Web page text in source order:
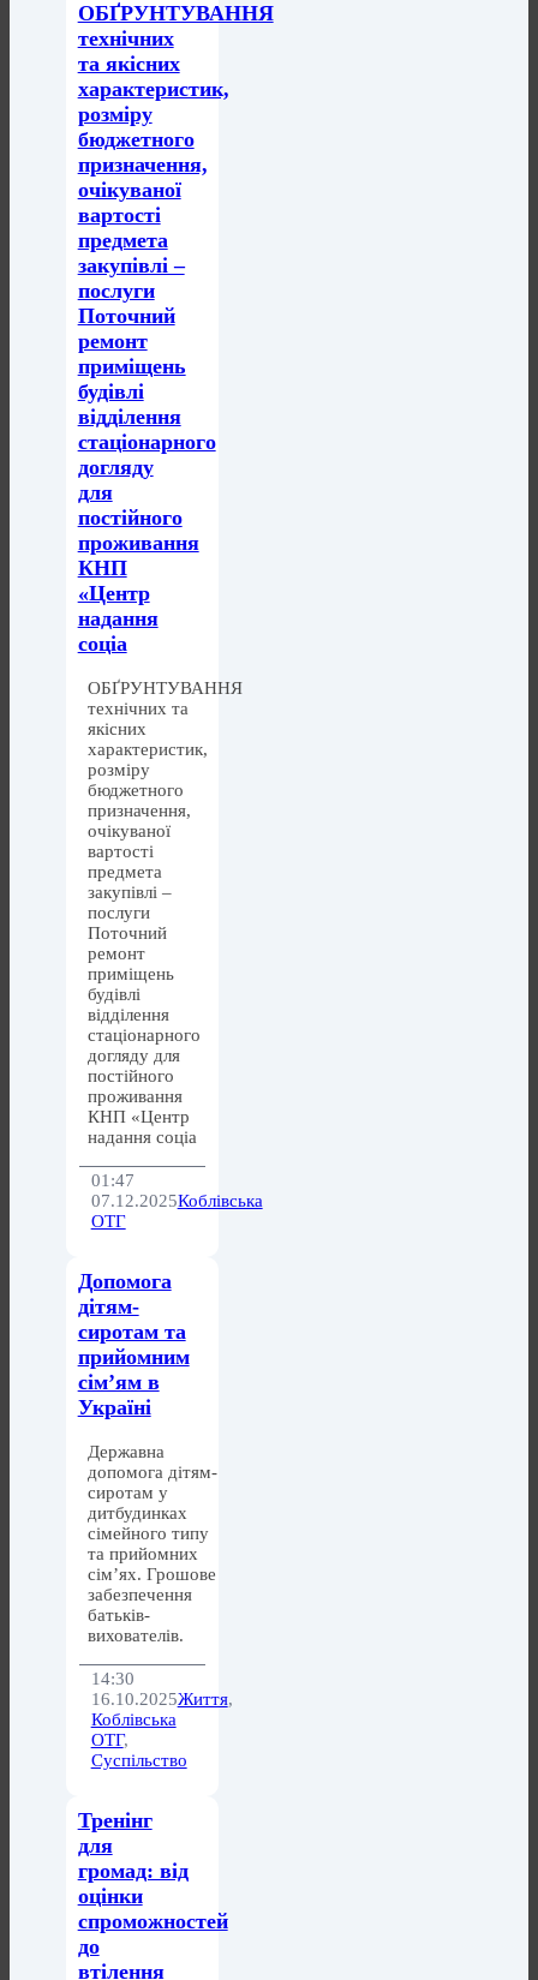
ОБҐРУНТУВАННЯ
технічних
та якісних
характеристик,
розміру
бюджетного
призначення,
очікуваної
вартості
предмета
закупівлі –
послуги
Поточний
ремонт
приміщень
будівлі
відділення
стаціонарного
догляду
для
постійного
проживання
КНП
«Центр
надання
соціа
ОБҐРУНТУВАННЯ
технічних та
якісних
характеристик,
розміру
бюджетного
призначення,
очікуваної
вартості
предмета
закупівлі –
послуги
Поточний
ремонт
приміщень
будівлі
відділення
стаціонарного
догляду для
постійного
проживання
КНП «Центр
надання соціа
01:47
07.12.2025Коблівська
ОТГ
Допомога
дітям-
сиротам та
прийомним
сім’ям в
Україні
Державна
допомога дітям-
сиротам у
дитбудинках
сімейного типу
та прийомних
сім’ях. Грошове
забезпечення
батьків-
вихователів.
14:30
16.10.2025Життя,
Коблівська
ОТГ,
Суспільство
Тренінг
для
громад: від
оцінки
спроможностей
до
втілення